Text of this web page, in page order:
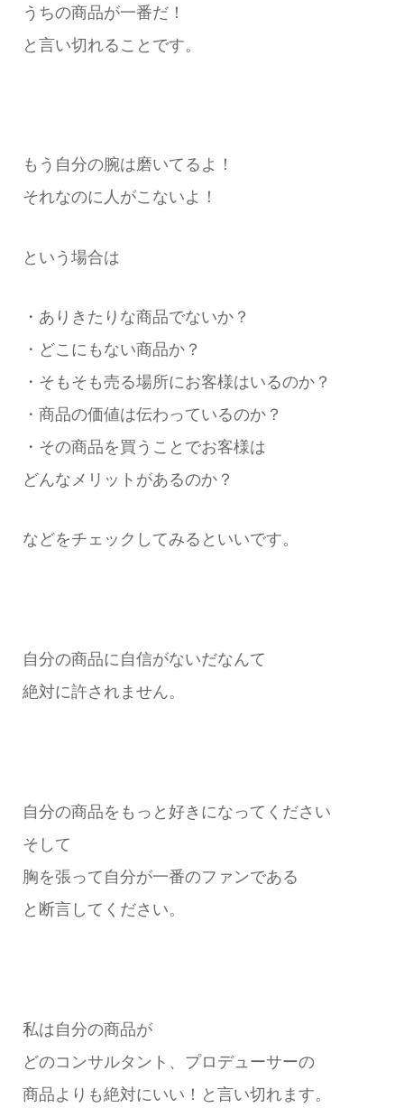
うちの商品が一番だ！
と言い切れることです。
もう自分の腕は磨いてるよ！
それなのに人がこないよ！
という場合は
・ありきたりな商品でないか？
・どこにもない商品か？
・そもそも売る場所にお客様はいるのか？
・商品の価値は伝わっているのか？
・その商品を買うことでお客様は
どんなメリットがあるのか？
などをチェックしてみるといいです。
自分の商品に自信がないだなんて
絶対に許されません。
自分の商品をもっと好きになってください
そして
胸を張って自分が一番のファンである
と断言してください。
私は自分の商品が
どのコンサルタント、プロデューサーの
商品よりも絶対にいい！と言い切れます。